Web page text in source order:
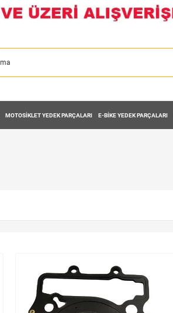
MOTOSİKLET YEDEK PARÇALARI E-BİKE YEDEK PARÇALARI